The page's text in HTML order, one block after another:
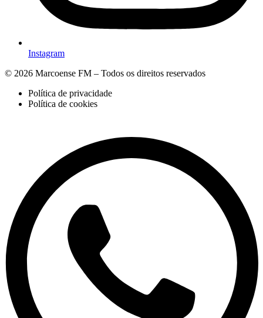
Instagram
© 2026 Marcoense FM – Todos os direitos reservados
Política de privacidade
Política de cookies